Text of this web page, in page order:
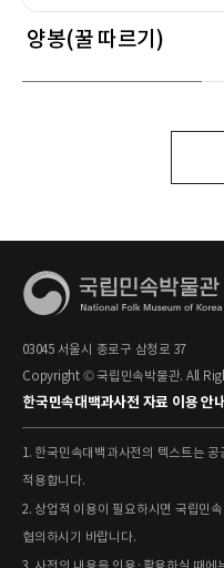
양봉(꿀 따르기)
03045 서울시 종로구 삼청로 37
Copyright © 국립민속박물관. All
한국민속대백과사전 자료 이용 안
1. 한국민속대백과사전의 텍스트는
적용합니다.
2. 상업적 이용이 필요하시면 국립민
협의하시기 바랍니다.